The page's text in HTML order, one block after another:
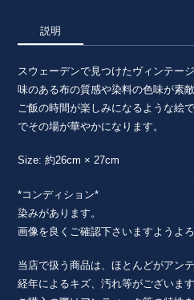
北
欧
テ
ス
タ
ス
ウ
ェ
デ
ン
説明
スウェーデンで見つけたヴィンテー
味のある布の質感や染料の色味が素敵
ご飯の時間が楽しみになるような絵
でその場が華やかになります。
Size: 約26cm × 27cm
*コンディション*
染みがあります。
画像を良くご確認下さいますようよ
当店で扱う商品は、ほとんどがアン
経年によるキズ、汚れ等がございます